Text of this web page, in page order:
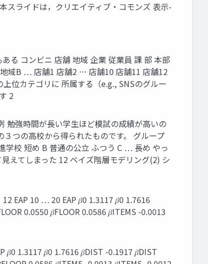
スライドは，クリエイティブ・コモンズ 表示-
る コンビニ 店舗 地域 企業 従業員 課 部 本部
域B … 店舗1 店舗2 … 店舗10 店舗11 店舗12
位カテゴリに 所属する（e.g., SNSのグルー
2
勉強時間が長い学生ほど模試の成績が高いの
つの高校から得られたものです。 グループ
学校 短め B 普通の公立 ふつう C … 長め やっ
えてしまった 12 ベイズ階層モデリング(2) シ
EAP 10 … 20 EAP 𝛽0 1.3117 𝛽0 1.7616
0.0550 𝛽FLOOR 0.0586 𝛽ITEMS -0.0013
1.3117 𝛽0 1.7616 𝛽DIST -0.1917 𝛽DIST